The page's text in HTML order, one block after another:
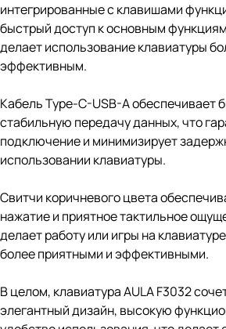
интегрированные с клавишами
быстрый доступ к основным
делает использование клавиатуры
эффективным.
Кабель Type-C-USB-A обеспечивает
стабильную передачу данных, что
подключение и минимизирует
использовании клавиатуры.
Свитчи коричневого цвета
нажатие и приятное тактильное
делает работу или игры на
более приятными и эффективными.
В целом, клавиатура AULA F3032
элегантный дизайн, высокую